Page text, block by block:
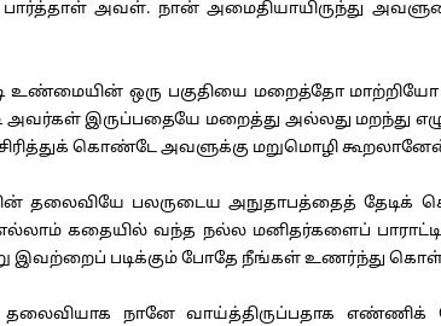
பார்த்தாள் அவள். நான் அமைதியாயிருந்து
உண்மையின் ஒரு பகுதியை மறைத்தோ
அவர்கள் இருப்பதையே மறைத்து அல்லது மறந்து
கொண்டே அவளுக்கு மறுமொழி
தலைவியே பலருடைய அநுதாபத்தைத் தேடிக்
கதையில் வந்த நல்ல மனிதர்களைப்
இவற்றைப் படிக்கும் போதே நீங்கள் உணர்ந்து கொள்ள
நானே வாய்த்திருப்பதாக எண்ணிக்